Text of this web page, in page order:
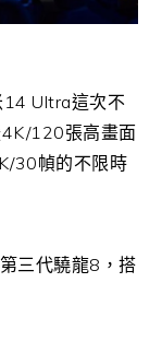
14 Ultra這次不
120張高畫面
30幀的不限時
三代驍龍8，搭